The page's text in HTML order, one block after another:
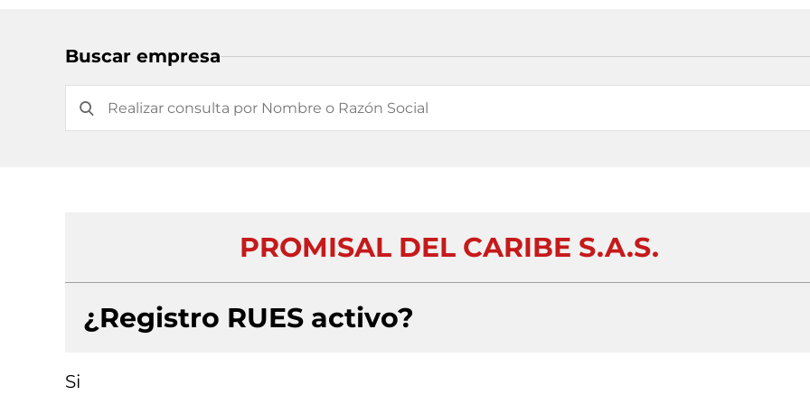
Buscar empresa
PROMISAL DEL CARIBE S.A.S.
¿Registro RUES activo?
Si